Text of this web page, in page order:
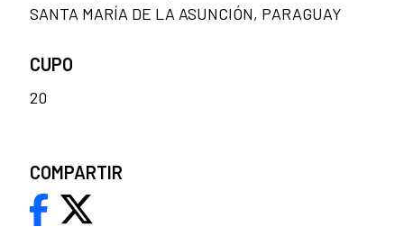
SANTA MARÍA DE LA ASUNCIÓN, PARAGUAY
CUPO
20
COMPARTIR